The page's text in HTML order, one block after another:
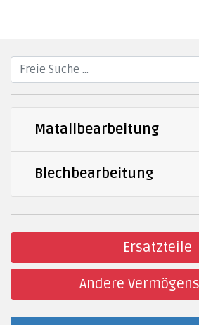
Matallbearbeitung
Blechbearbeitung
Ersatzteile
Andere